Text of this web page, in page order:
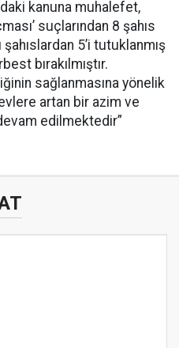
kanuna muhalefet,
suçlarından 8 şahıs
5’i tutuklanmış
bırakılmıştır.
sağlanmasına yönelik
artan bir azim ve
edilmektedir”